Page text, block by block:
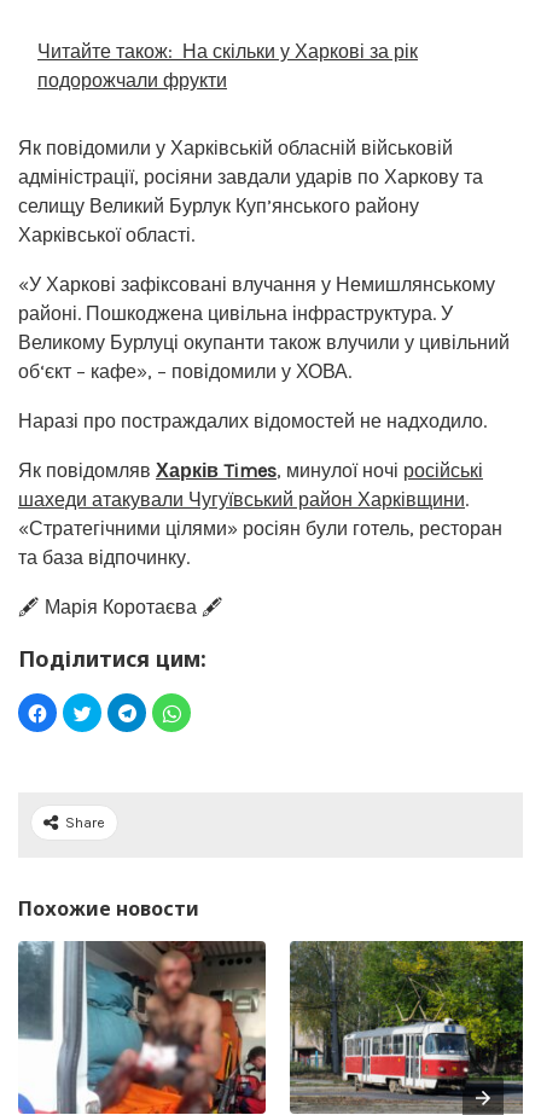
Читайте також: На скільки у Харкові за рік
подорожчали фрукти
Як повідомили у Харківській обласній військовій
адміністрації, росіяни завдали ударів по Харкову та
селищу Великий Бурлук Куп’янського району
Харківської області.
«У Харкові зафіксовані влучання у Немишлянському
районі. Пошкоджена цивільна інфраструктура. У
Великому Бурлуці окупанти також влучили у цивільний
об‘єкт – кафе», – повідомили у ХОВА.
Наразі про постраждалих відомостей не надходило.
Як повідомляв Харків Times, минулої ночі російські
шахеди атакували Чугуївський район Харківщини.
«Стратегічними цілями» росіян були готель, ресторан
та база відпочинку.
🖋️ Марія Коротаєва 🖋️
Поділитися цим:
Share
Похожие новости